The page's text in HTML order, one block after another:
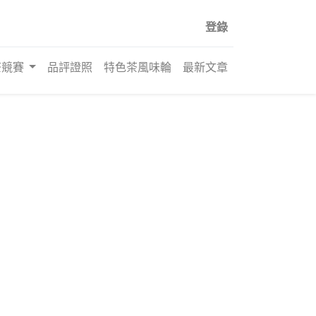
登錄
賽 品評證照 特色茶風味輪 最新文章